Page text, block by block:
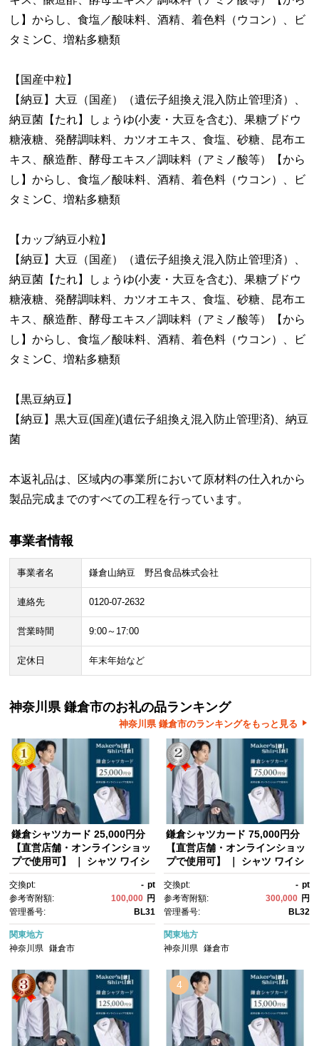
し】からし、食塩／酸味料、酒精、着色料（ウコン）、ビ
タミンC、増粘多糖類
【国産中粒】
【納豆】大豆（国産）（遺伝子組換え混入防止管理済）、
納豆菌【たれ】しょうゆ(小麦・大豆を含む)、果糖ブドウ
糖液糖、発酵調味料、カツオエキス、食塩、砂糖、昆布エ
キス、醸造酢、酵母エキス／調味料（アミノ酸等）【から
し】からし、食塩／酸味料、酒精、着色料（ウコン）、ビ
タミンC、増粘多糖類
【カップ納豆小粒】
【納豆】大豆（国産）（遺伝子組換え混入防止管理済）、
納豆菌【たれ】しょうゆ(小麦・大豆を含む)、果糖ブドウ
糖液糖、発酵調味料、カツオエキス、食塩、砂糖、昆布エ
キス、醸造酢、酵母エキス／調味料（アミノ酸等）【から
し】からし、食塩／酸味料、酒精、着色料（ウコン）、ビ
タミンC、増粘多糖類
【黒豆納豆】
【納豆】黒大豆(国産)(遺伝子組換え混入防止管理済)、納豆
菌
本返礼品は、区域内の事業所において原材料の仕入れから
製品完成までのすべての工程を行っています。
事業者情報
事業者名 鎌倉山納豆 野呂食品株式会社
連絡先 0120-07-2632
営業時間 9:00～17:00
定休日 年末年始など
神奈川県 鎌倉市のお礼の品ランキング
神奈川県 鎌倉市のランキングをもっと見る
鎌倉シャツカード 25,000円分
【直営店舗・オンラインショッ
プで使用可】 ｜ シャツ ワイシ
気 おすすめ ギフトカード 紳士
服 レディースシャツ カジュア
ルシャツ ビジネスシャツ 贈答
用 送料無料 神奈川 鎌倉
交換pt: - pt
参考寄附額:
100,000 円
管理番号:
BL31
関東地方
神奈川県
鎌倉市
鎌倉シャツカード 75,000円分
【直営店舗・オンラインショッ
プで使用可】 ｜ シャツ ワイシ
気 おすすめ ギフトカード 紳士
服 レディースシャツ カジュア
ルシャツ ビジネスシャツ 贈答
用 送料無料 神奈川 鎌倉
交換pt: - pt
参考寄附額:
300,000 円
管理番号:
BL32
関東地方
神奈川県 鎌倉市
4